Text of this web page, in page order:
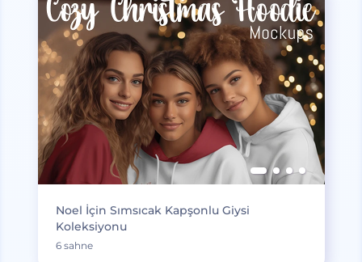
Noel İçin Sımsıcak Kapşonlu Giysi
Koleksiyonu
6 sahne